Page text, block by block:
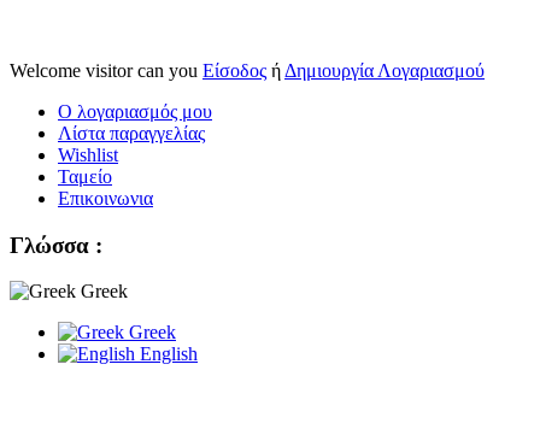
Welcome visitor can you Είσοδος ή Δημιουργία Λογαριασμού
Ο λογαριασμός μου
Λίστα παραγγελίας
Wishlist
Ταμείο
Επικοινωνια
Γλώσσα :
Greek
Greek
English